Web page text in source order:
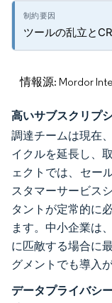
ツールの乱立と
情報源: Mordor
高いサブスクリプ
調達チームは現在
イクルを延長し、
ェクトでは、セー
スタマーサービス
タントが定常的に
ます。中小企業は
に匹敵する場合に
グメントでも導入
データプライバシ